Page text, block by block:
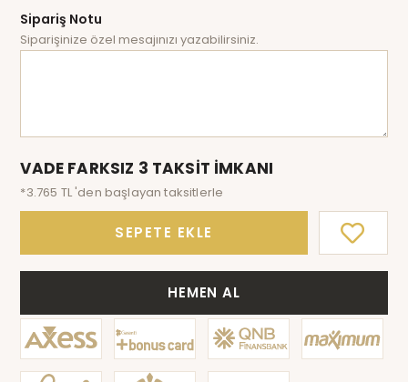
Sipariş Notu
Siparişinize özel mesajınızı yazabilirsiniz.
VADE FARKSIZ 3 TAKSİT İMKANI
*3.765 TL 'den başlayan taksitlerle
SEPETE EKLE
HEMEN AL